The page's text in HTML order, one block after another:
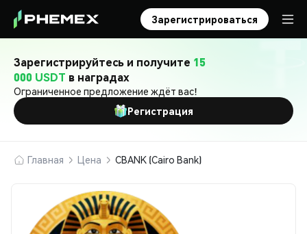
Зарегистрироваться
Зарегистрируйтесь и получите 15
000 USDT в наградах
Ограниченное предложение ждёт вас!
Регистрация
Главная Цена CBANK (Cairo Bank)